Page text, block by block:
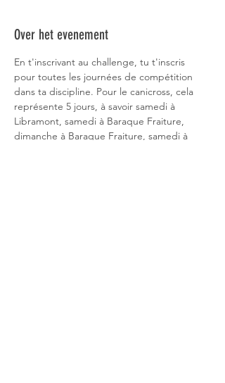
Over het evenement
En t'inscrivant au challenge, tu t'inscris
pour toutes les journées de compétition
dans ta discipline. Pour le canicross, cela
représente 5 jours, à savoir samedi à
Libramont, samedi à Baraque Fraiture,
dimanche à Baraque Fraiture, samedi à